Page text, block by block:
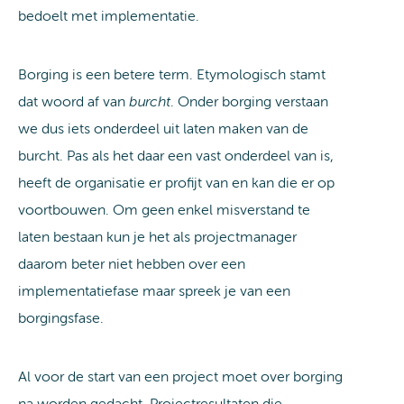
bedoelt met implementatie.
Borging is een betere term. Etymologisch stamt
dat woord af van burcht. Onder borging verstaan
we dus iets onderdeel uit laten maken van de
burcht. Pas als het daar een vast onderdeel van is,
heeft de organisatie er profijt van en kan die er op
voortbouwen. Om geen enkel misverstand te
laten bestaan kun je het als projectmanager
daarom beter niet hebben over een
implementatiefase maar spreek je van een
borgingsfase.
Al voor de start van een project moet over borging